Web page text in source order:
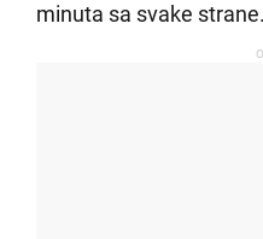
minuta sa svake strane.